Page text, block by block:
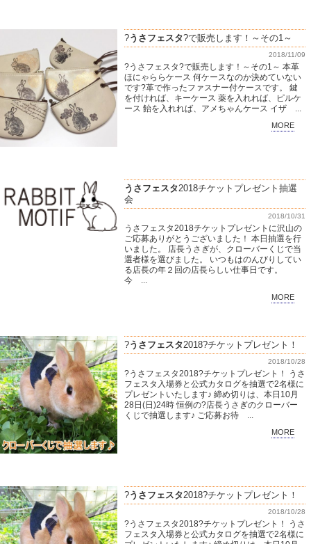
?うさフェスタ?で販売します！～その1～
2018/11/09
?うさフェスタ?で販売します！～その1～ 本革
ほにゃららケース 何ケースなのか決めていない
です?革で作ったファスナー付ケースです。 鍵
を付ければ、キーケース 薬を入れれば、ピルケ
ース 飴を入れれば、アメちゃんケース イザ ...
MORE
うさフェスタ2018チケットプレゼント抽選
会
2018/10/31
うさフェスタ2018チケットプレゼントに沢山の
ご応募ありがとうございました！ 本日抽選を行
いました。 店長うさぎが、クローバーくじで当
選者様を選びました。 いつもはのんびりしてい
る店長の年２回の店長らしい仕事日です。
今 ...
MORE
?うさフェスタ2018?チケットプレゼント！
2018/10/28
?うさフェスタ2018?チケットプレゼント！ うさ
フェスタ入場券と公式カタログを抽選で2名様に
プレゼントいたします♪ 締め切りは、本日10月
28日(日)24時 恒例の?店長うさぎのクローバー
くじで抽選します♪ ご応募お待 ...
MORE
?うさフェスタ2018?チケットプレゼント！
2018/10/28
?うさフェスタ2018?チケットプレゼント！ うさ
フェスタ入場券と公式カタログを抽選で2名様に